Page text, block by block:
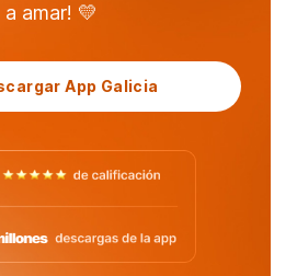
a amar! 💛
App Galicia